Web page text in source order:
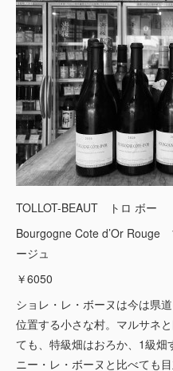
TOLLOT-BEAUT トロ ボー
Bourgogne Cote d’Or
ージュ
￥6050
ショレ・レ・ボーヌは今は県
位置する小さな村。マルサネ
ても、特級畑はおろか、1級畑
ニー・レ・ボーヌと比べても